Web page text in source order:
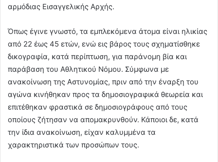
αρμόδιας Εισαγγελικής Αρχής.
Όπως έγινε γνωστό, τα εμπλεκόμενα άτομα είναι ηλικίας
από 22 έως 45 ετών, ενώ εις βάρος τους σχηματίσθηκε
δικογραφία, κατά περίπτωση, για παράνομη βία και
παράβαση του Αθλητικού Νόμου. Σύμφωνα με
ανακοίνωση της Αστυνομίας, πριν από την έναρξη του
αγώνα κινήθηκαν προς τα δημοσιογραφικά θεωρεία και
επιτέθηκαν φραστικά σε δημοσιογράφους από τους
οποίους ζήτησαν να απομακρυνθούν. Κάποιοι δε, κατά
την ίδια ανακοίνωση, είχαν καλυμμένα τα
χαρακτηριστικά των προσώπων τους.